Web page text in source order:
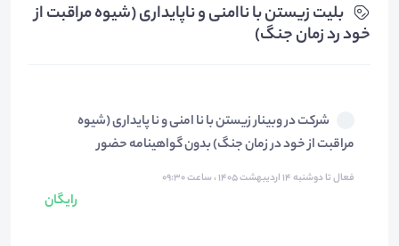
بلیت‌ زیستن با ناامنی و ناپایداری (شیوه مراقبت از
خود رد زمان جنگ)
شرکت در وبینار زیستن با نا امنی و نا پایداری (شیوه
مراقبت از خود در زمان جنگ) بدون گواهینامه حضور
فعال تا دوشنبه ۱۴ اردیبهشت ۱۴۰۵ ، ساعت ۰۹:۳۰
رایگان